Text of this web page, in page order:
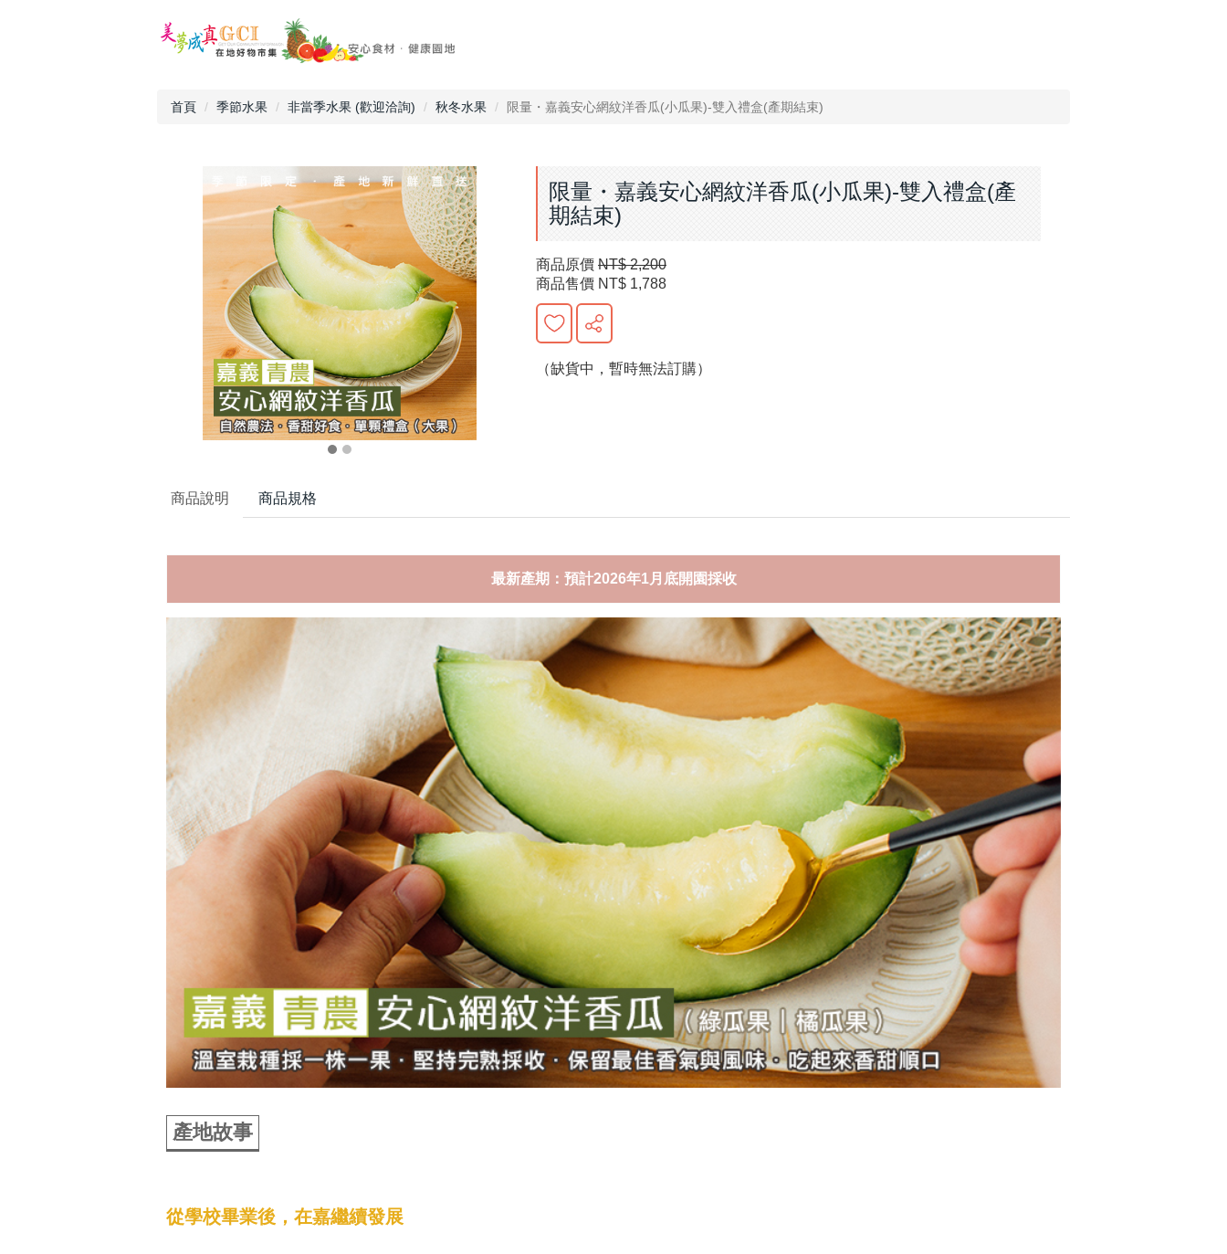
首頁 季節水果 非當季水果 (歡迎洽詢) 秋冬水果 限量・嘉義安心網紋洋香瓜(小瓜果)-雙入禮盒(產期結束)
限量・嘉義安心網紋洋香瓜(小瓜果)-雙入禮盒(產
期結束)
商品原價 NT$ 2,200
商品售價 NT$ 1,788
（缺貨中，暫時無法訂購）
商品說明 商品規格
最新產期：預計2026年1月底開園採收
產地故事
從學校畢業後，在嘉繼續發展